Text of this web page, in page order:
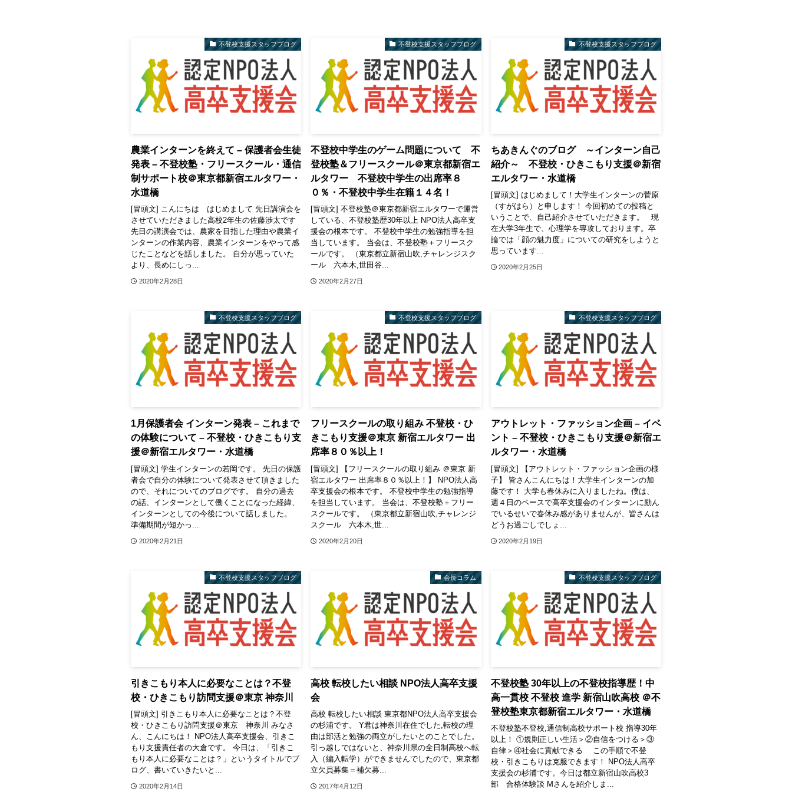
不登校支援スタッフブログ
農業インターンを終えて – 保護者会生徒
発表 – 不登校塾・フリースクール・通信
制サポート校＠東京都新宿エルタワー・
水道橋
[冒頭文] こんにちは はじめまして 先日講演会を
させていただきました高校2年生の佐藤渉太です
先日の講演会では、農家を目指した理由や農業イ
ンターンの作業内容、農業インターンをやって感
じたことなどを話しました。 自分が思っていた
より、長めにしっ...
2020年2月28日
不登校支援スタッフブログ
不登校中学生のゲーム問題について 不
登校塾＆フリースクール＠東京都新宿エ
ルタワー 不登校中学生の出席率８
０％・不登校中学生在籍１４名！
[冒頭文] 不登校塾＠東京都新宿エルタワーで運営
している、不登校塾歴30年以上 NPO法人高卒支
援会の根本です。 不登校中学生の勉強指導を担
当しています。 当会は、不登校塾＋フリースク
ールです。 （東京都立新宿山吹,チャレンジスク
ール 六本木,世田谷...
2020年2月27日
不登校支援スタッフブログ
ちあきんぐのブログ ～インターン自己
紹介～ 不登校・ひきこもり支援＠新宿
エルタワー・水道橋
[冒頭文] はじめまして！大学生インターンの菅原
（すがはら）と申します！ 今回初めての投稿と
いうことで、自己紹介させていただきます。 現
在大学3年生で、心理学を専攻しております。卒
論では「顔の魅力度」についての研究をしようと
思っています...
2020年2月25日
不登校支援スタッフブログ
1月保護者会 インターン発表 – これまで
の体験について – 不登校・ひきこもり支
援＠新宿エルタワー・水道橋
[冒頭文] 学生インターンの若岡です。 先日の保護
者会で自分の体験について発表させて頂きました
ので、それについてのブログです。 自分の過去
の話、インターンとして働くことになった経緯、
インターンとしての今後について話しました。
準備期間が短かっ...
2020年2月21日
不登校支援スタッフブログ
フリースクールの取り組み 不登校・ひ
きこもり支援＠東京 新宿エルタワー 出
席率８０％以上！
[冒頭文] 【フリースクールの取り組み ＠東京 新
宿エルタワー 出席率８０％以上！】 NPO法人高
卒支援会の根本です。 不登校中学生の勉強指導
を担当しています。 当会は、不登校塾＋フリー
スクールです。 （東京都立新宿山吹,チャレンジ
スクール 六本木,世...
2020年2月20日
不登校支援スタッフブログ
アウトレット・ファッション企画 – イベ
ント – 不登校・ひきこもり支援＠新宿エ
ルタワー・水道橋
[冒頭文] 【アウトレット・ファッション企画の様
子】 皆さんこんにちは！大学生インターンの加
藤です！ 大学も春休みに入りましたね。僕は、
週４日のペースで高卒支援会のインターンに励ん
でいるせいで春休み感がありませんが、皆さんは
どうお過ごしでしょ...
2020年2月19日
不登校支援スタッフブログ
引きこもり本人に必要なことは？不登
校・ひきこもり訪問支援＠東京 神奈川
[冒頭文] 引きこもり本人に必要なことは？不登
校・ひきこもり訪問支援＠東京 神奈川 みなさ
ん、こんにちは！ NPO法人高卒支援会、引きこ
もり支援責任者の大倉です。 今日は、「引きこ
もり本人に必要なことは？」というタイトルでブ
ログ、書いていきたいと...
2020年2月14日
会長コラム
高校 転校したい相談 NPO法人高卒支援
会
高校 転校したい相談 東京都NPO法人高卒支援会
の杉浦です。 Y君は神奈川在住でした,転校の理
由は部活と勉強の両立がしたいとのことでした。
引っ越しではないと、神奈川県の全日制高校へ転
入（編入転学）ができませんでしたので、東京都
立欠員募集＝補欠募...
2017年4月12日
不登校支援スタッフブログ
不登校塾 30年以上の不登校指導歴！中
高一貫校 不登校 進学 新宿山吹高校 ＠不
登校塾東京都新宿エルタワー・水道橋
不登校塾不登校,通信制高校サポート校 指導30年
以上！ ①規則正しい生活＞②自信をつける＞③
自律＞④社会に貢献できる この手順で不登
校・引きこもりは克服できます！ NPO法人高卒
支援会の杉浦です。今日は都立新宿山吹高校3
部 合格体験談 Mさんを紹介しま...